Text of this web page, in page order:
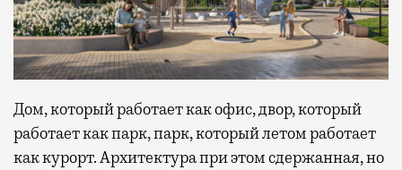
Дом, который работает как офис, двор, который
работает как парк, парк, который летом работает
как курорт. Архитектура при этом сдержанная, но